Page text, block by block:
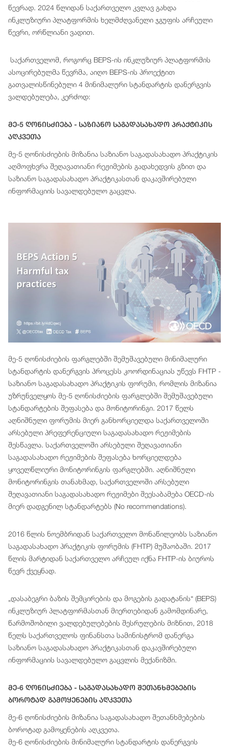
წევრად. 2024 წლიდან საქართველო კვლავ გახდა
ინკლუზიური პლატფორმის ხელმძღვანელი ჯგუფის არჩეული
წევრი, ორწლიანი ვადით.
საქართველომ, როგორც BEPS-ის ინკლუზიურ პლატფორმის
ასოცირებულმა წევრმა, აიღო BEPS-ის პროექტით
გათვალისწინებული 4 მინიმალური სტანდარტის დანერგვის
ვალდებულება, კერძოდ:
Მე-5 Ღონისძიება - Საზიანო Საგადასახადო Პრაქტიკის
Აღკვეთა
მე-5 ღონისძიების მიზანია საზიანო საგადასახადო პრაქტიკის
აღმოფხვრა შეღავათიანი რეჟიმების გადახედვის გზით და
საზიანო საგადასახადო პრაქტიკასთან დაკავშირებული
ინფორმაციის სავალდებულო გაცვლა.
მე-5 ღონისძიების ფარგლებში შემუშავებული მინიმალური
სტანდარტის დანერგვის პროცესს კოორდინაციას უწევს FHTP -
საზიანო საგადასახადო პრაქტიკის ფორუმი, რომლის მიზანია
უზრუნველყოს მე-5 ღონისძიების ფარგლებში შემუშავებული
სტანდარტების შეფასება და მონიტორინგი. 2017 წელს
აღნიშნული ფორუმის მიერ განხორციელდა საქართველოში
არსებული პრეფერენციული საგადასახადო რეჟიმების
შესწავლა. საქართველოში არსებული შეღავათიანი
საგადასახადო რეჟიმების შეფასება ხორციელდება
ყოველწლიური მონიტორინგის ფარგლებში. აღნიშნული
მონიტორინგის თანახმად, საქართველოში არსებული
შეღავათიანი საგადასახადო რეჟიმები შეესაბამება OECD-ის
მიერ დადგენილ სტანდარტებს (No recommendations).
2016 წლის ნოემბრიდან საქართველო მონაწილეობს საზიანო
საგადასახადო პრაქტიკის ფორუმის (FHTP) მუშაობაში. 2017
წლის მარტიდან საქართველო არჩეულ იქნა FHTP-ის ბიუროს
წევრ ქვეყნად.
„დასაბეგრი ბაზის შემცირების და მოგების გადატანის“ (BEPS)
ინკლუზიურ პლატფორმასთან მიერთებიდან გამომდინარე,
წარმოშობილი ვალდებულებების შესრულების მიზნით, 2018
წელს საქართველოს ფინანსთა სამინისტრომ დანერგა
საზიანო საგადასახადო პრაქტიკასთან დაკავშირებული
ინფორმაციის სავალდებულო გაცვლის მექანიზმი.
Მე-6 Ღონისძიება - Საგადასახადო Შეთანხმებების
Ბოროტად Გამოყენების Აღკვეთა
მე-6 ღონისძიების მიზანია საგადასახადო შეთანხმებების
ბოროტად გამოყენების აღკვეთა.
მე-6 ღონისძიების მინიმალური სტანდარტის დანერგვის